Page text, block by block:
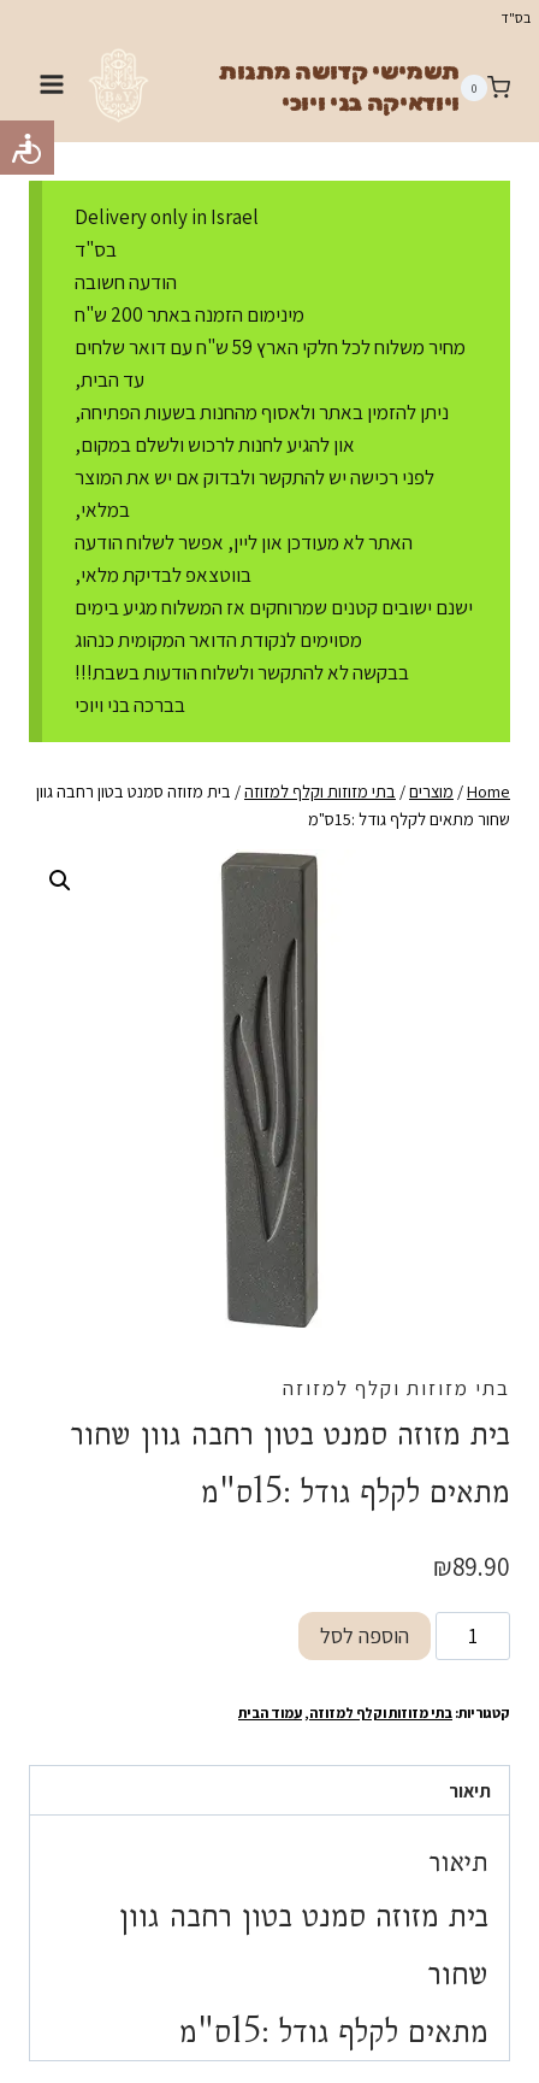
Skip
content
בס"ד
0
תשמישי קדושה מתנות
ויודאיקה בני ויוכי
Delivery only in Israel
בס"ד
הודעה חשובה
מינימום הזמנה באתר 200 ש"ח
מחיר משלוח לכל חלקי הארץ 59 ש"ח עם דואר שלחים
עד הבית,
ניתן להזמין באתר ולאסוף מהחנות בשעות הפתיחה,
און להגיע לחנות לרכוש ולשלם במקום,
לפני רכישה יש להתקשר ולבדוק אם יש את המוצר
במלאי,
האתר לא מעודכן און ליין, אפשר לשלוח הודעה
בווטצאפ לבדיקת מלאי,
ישנם ישובים קטנים שמרוחקים אז המשלוח מגיע בימים
מסוימים לנקודת הדואר המקומית כנהוג
בבקשה לא להתקשר ולשלוח הודעות בשבת!!!
בברכה בני ויוכי
Home
/ מוצרים/ בתי מזוזות וקלף למזוזה/ בית מזוזה סמנט בטון רחבה גוון
שחור מתאים לקלף גודל :15ס"מ
בתי מזוזות וקלף למזוזה
בית מזוזה סמנט בטון רחבה גוון שחור
מתאים לקלף גודל :15ס"מ
₪89.90
כמות
של
מזוזה
בטון
רחבה
מתאים
גודל
הוספה לסל
קטגוריות: בתי מזוזות וקלף למזוזה, עמוד הבית
תיאור
תיאור
בית מזוזה סמנט בטון רחבה גוון
שחור
מתאים לקלף גודל :15ס"מ